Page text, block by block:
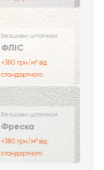
Безшовні шпалери
ФЛІС
+380 грн/м² від
стандартного
Безшовні шпалери
Фреска
+380 грн/м² від
стандартного